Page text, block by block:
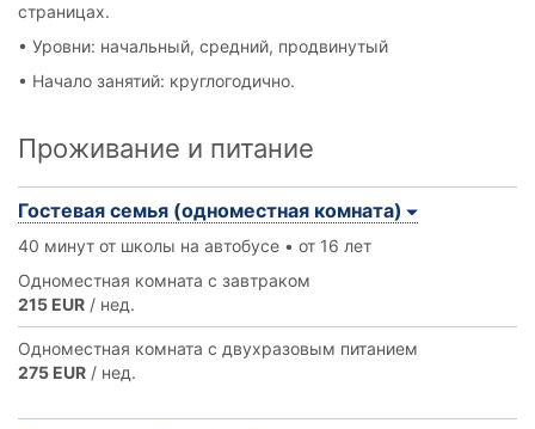
страницах.
• Уровни: начальный, средний, продвинутый
• Начало занятий: круглогодично.
Проживание и питание
Гостевая семья (одноместная комната)
40 минут от школы на автобусе • от 16 лет
Одноместная комната с завтраком
215 EUR / нед.
Одноместная комната с двухразовым питанием
275 EUR / нед.